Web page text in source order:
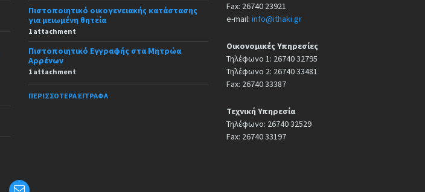
Πιστοποιητικό οικογενειακής κατάστασης
για μειωμένη θητεία
1 attachment
Πιστοποιητικό Εγγραφής στα Μητρώα
Αρρένων
1 attachment
ΠΕΡΙΣΣΌΤΕΡΑ ΈΓΓΡΑΦΑ
Fax: 26740 23921
e-mail:info@ithaki.gr
Οικονομικές Υπηρεσίες
Τηλέφωνο 1: 26740 32795
Τηλέφωνο 2: 26740 33481
Fax: 26740 33387
Τεχνική Υπηρεσία
Τηλέφωνο: 26740 32529
Fax: 26740 33197